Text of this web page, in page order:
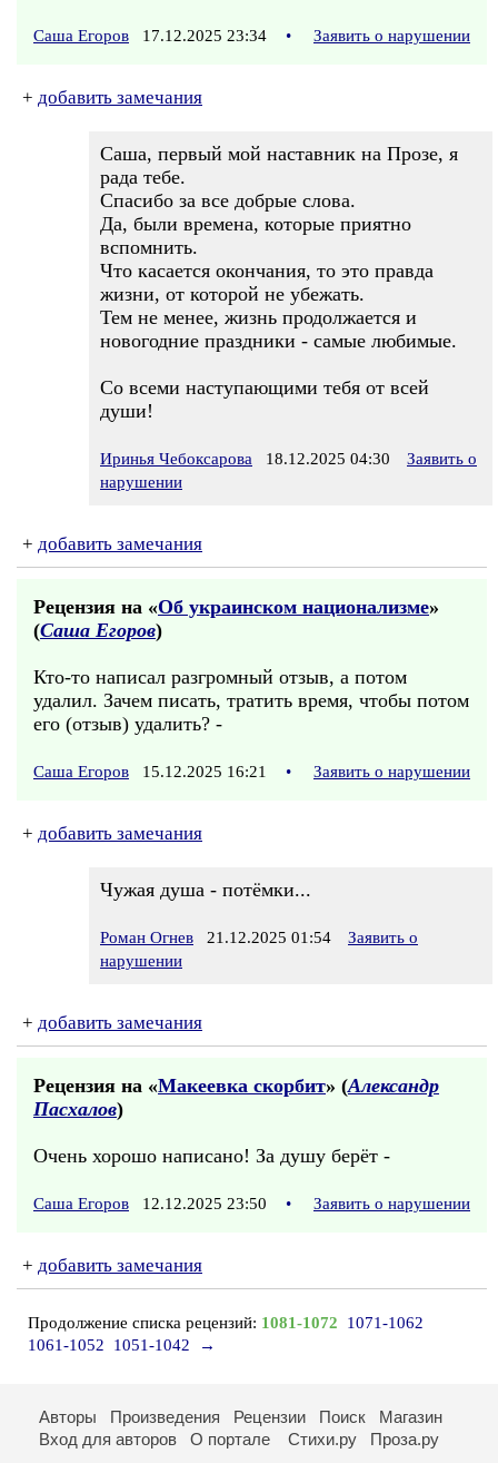
Саша Егоров 17.12.2025 23:34 • Заявить о нарушении
+ добавить замечания
Саша, первый мой наставник на Прозе, я
рада тебе.
Спасибо за все добрые слова.
Да, были времена, которые приятно
вспомнить.
Что касается окончания, то это правда
жизни, от которой не убежать.
Тем не менее, жизнь продолжается и
новогодние праздники - самые любимые.
Со всеми наступающими тебя от всей
души!
Иринья Чебоксарова 18.12.2025 04:30
Заявить о
нарушении
+ добавить замечания
Рецензия на «Об украинском национализме»
(Саша Егоров)
Кто-то написал разгромный отзыв, а потом
удалил. Зачем писать, тратить время, чтобы потом
его (отзыв) удалить? -
Саша Егоров 15.12.2025 16:21 • Заявить о нарушении
+ добавить замечания
Чужая душа - потёмки...
Роман Огнев 21.12.2025 01:54
Заявить о
нарушении
+ добавить замечания
Рецензия на «Макеевка скорбит» (Александр
Пасхалов)
Очень хорошо написано! За душу берёт -
Саша Егоров 12.12.2025 23:50 • Заявить о нарушении
+ добавить замечания
Продолжение списка рецензий: 1081-1072
1071-1062
1061-1052
1051-1042 →
Авторы Произведения Рецензии Поиск
Магазин
Вход для авторов
О портале Стихи.ру Проза.ру